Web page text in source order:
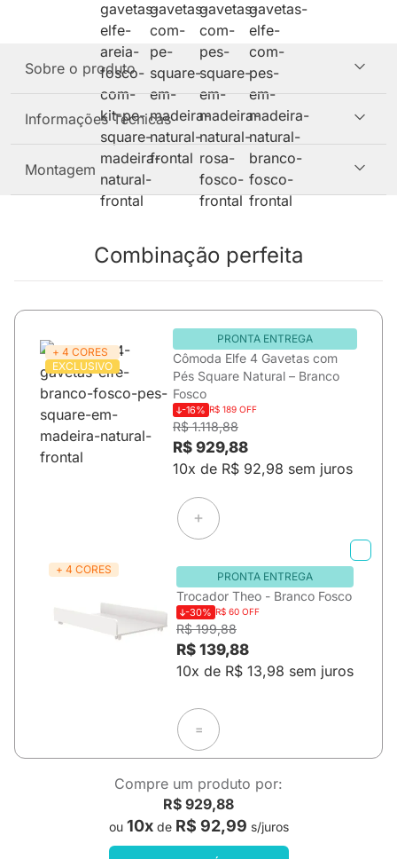
Sobre o produto
Informações Técnicas
Montagem
Combinação perfeita
+ 4 CORES
EXCLUSIVO
PRONTA ENTREGA
Cômoda Elfe 4 Gavetas com
Pés Square Natural – Branco
Fosco
-16% R$ 189 OFF
R$ 1.118,88
R$ 929,88
10x de R$ 92,98 sem juros
+ 4 CORES
PRONTA ENTREGA
Trocador Theo - Branco Fosco
-30% R$ 60 OFF
R$ 199,88
R$ 139,88
10x de R$ 13,98 sem juros
=
Compre um produto por:
R$ 929,88
ou 10xde R$ 92,99 s/juros